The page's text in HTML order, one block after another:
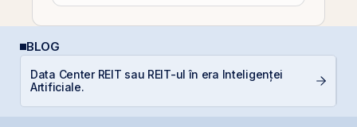
BLOG
Data Center REIT sau REIT-ul în era Inteligenței
Artificiale.